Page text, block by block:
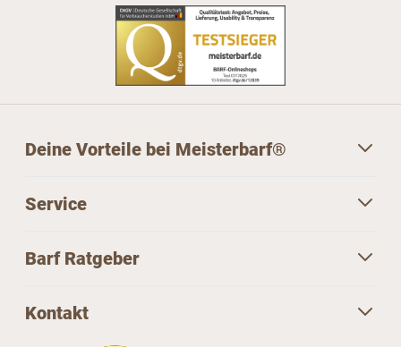
Deine Vorteile bei Meisterbarf®
Service
Barf Ratgeber
Kontakt